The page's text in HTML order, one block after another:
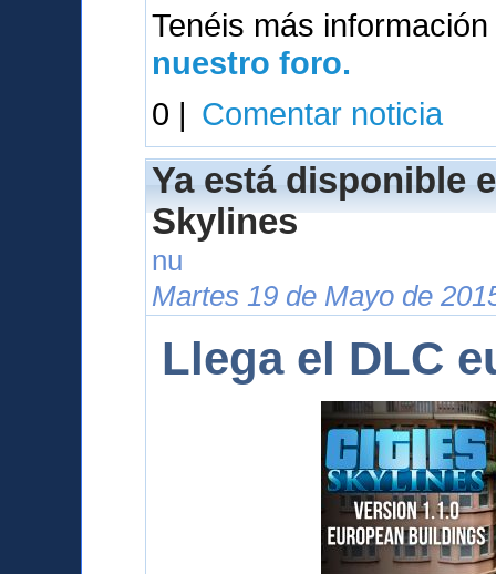
Tenéis más
nuestro foro.
0 | Comentar noticia
Ya está disponible
Skylines
nu
Martes 19 de Mayo de
Llega el DLC